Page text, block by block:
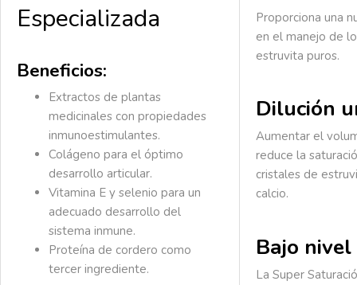
Especializada
Beneficios:
Extractos de plantas
medicinales con propiedades
inmunoestimulantes.
Colágeno para el óptimo
desarrollo articular.
Vitamina E y selenio para un
adecuado desarrollo del
sistema inmune.
Proteína de cordero como
tercer ingrediente.
Proporciona una
en el manejo de
estruvita puros.
Dilución
Aumentar el
reduce la
cristales de
calcio.
Bajo
La Super